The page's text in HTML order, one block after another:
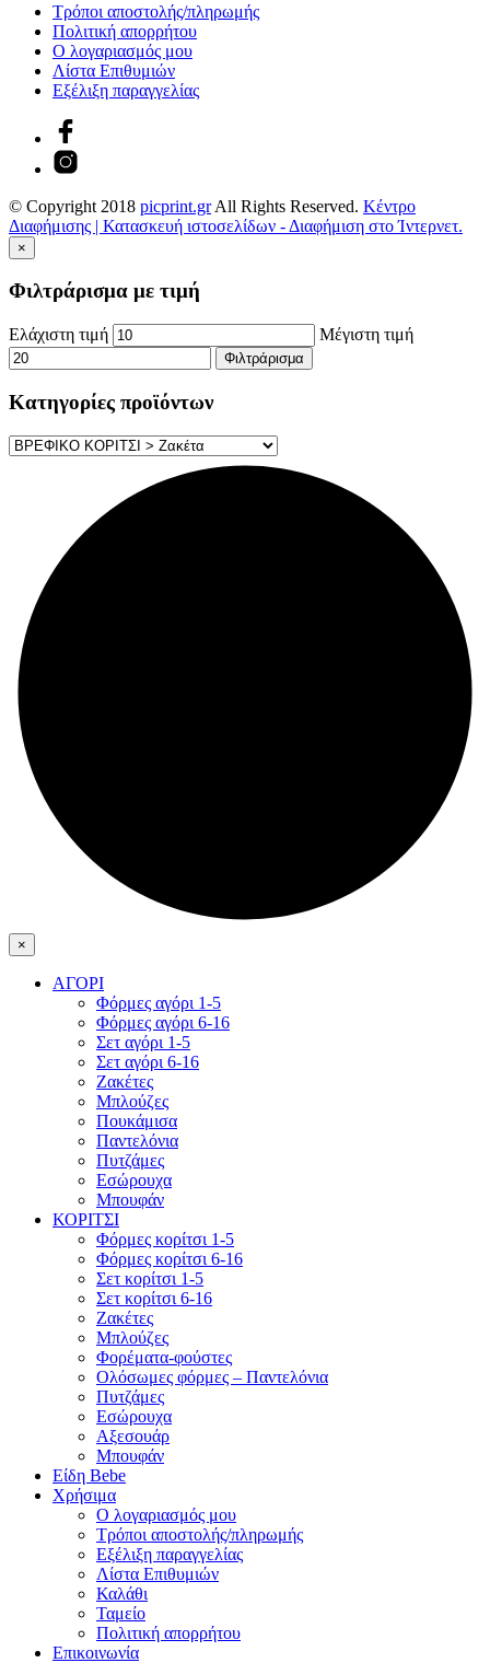
Τρόποι αποστολής/πληρωμής
Πολιτική απορρήτου
Ο λογαριασμός μου
Λίστα Επιθυμιών
Εξέλιξη παραγγελίας
© Copyright 2018 picprint.grAll Rights Reserved. Κέντρο
Διαφήμισης | Κατασκευή ιστοσελίδων - Διαφήμιση στο Ίντερνετ.
×
Φιλτράρισμα με τιμή
Ελάχιστη τιμή Μέγιστη τιμή
Φιλτράρισμα
Κατηγορίες προϊόντων
×
ΑΓΟΡΙ
Φόρμες αγόρι 1-5
Φόρμες αγόρι 6-16
Σετ αγόρι 1-5
Σετ αγόρι 6-16
Ζακέτες
Μπλούζες
Πουκάμισα
Παντελόνια
Πυτζάμες
Εσώρουχα
Μπουφάν
ΚΟΡΙΤΣΙ
Φόρμες κορίτσι 1-5
Φόρμες κορίτσι 6-16
Σετ κορίτσι 1-5
Σετ κορίτσι 6-16
Ζακέτες
Μπλούζες
Φορέματα-φούστες
Ολόσωμες φόρμες – Παντελόνια
Πυτζάμες
Εσώρουχα
Αξεσουάρ
Μπουφάν
Είδη Bebe
Χρήσιμα
Ο λογαριασμός μου
Τρόποι αποστολής/πληρωμής
Εξέλιξη παραγγελίας
Λίστα Επιθυμιών
Καλάθι
Ταμείο
Πολιτική απορρήτου
Επικοινωνία